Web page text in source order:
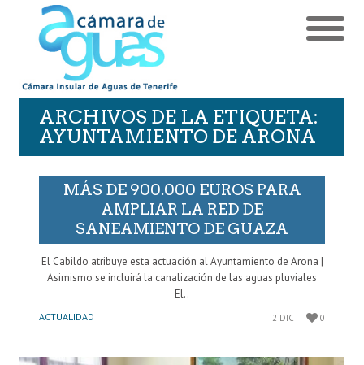
ARCHIVOS DE LA ETIQUETA:
AYUNTAMIENTO DE ARONA
MÁS DE 900.000 EUROS PARA
AMPLIAR LA RED DE
SANEAMIENTO DE GUAZA
El Cabildo atribuye esta actuación al Ayuntamiento de Arona |
Asimismo se incluirá la canalización de las aguas pluviales
El..
ACTUALIDAD 2 DIC 0